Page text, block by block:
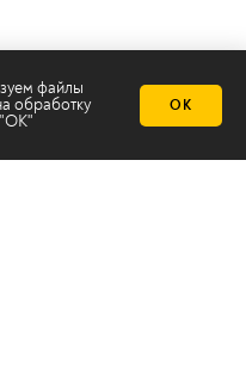
файлы
обработку
"ОК"
ОК